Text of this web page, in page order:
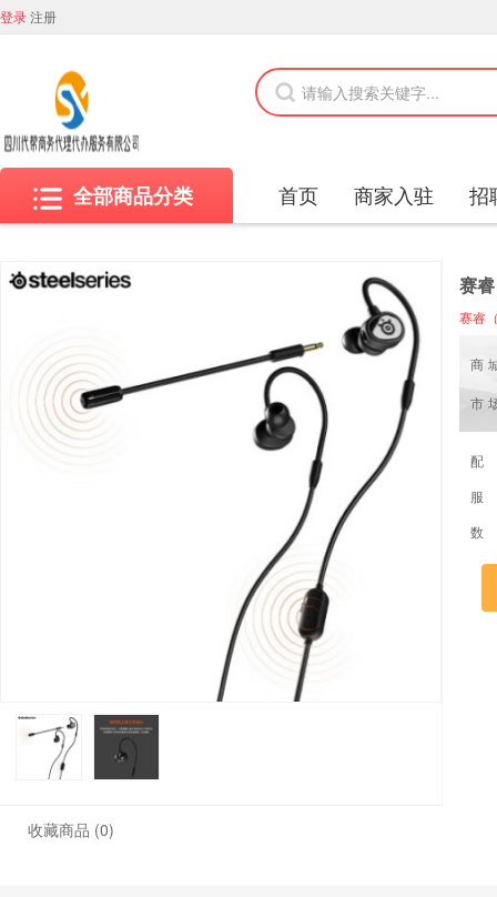
登录注册
全部商品分类 首页 商家入驻 招
收藏商品 (0)
赛
赛睿
商
市
配
服
数